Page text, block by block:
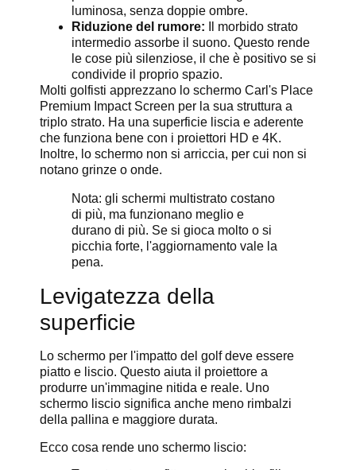
luminosa, senza doppie ombre.
Riduzione del rumore: Il morbido strato
intermedio assorbe il suono. Questo rende
le cose più silenziose, il che è positivo se si
condivide il proprio spazio.
Molti golfisti apprezzano lo schermo Carl's Place
Premium Impact Screen per la sua struttura a
triplo strato. Ha una superficie liscia e aderente
che funziona bene con i proiettori HD e 4K.
Inoltre, lo schermo non si arriccia, per cui non si
notano grinze o onde.
Nota: gli schermi multistrato costano
di più, ma funzionano meglio e
durano di più. Se si gioca molto o si
picchia forte, l'aggiornamento vale la
pena.
Levigatezza della
superficie
Lo schermo per l'impatto del golf deve essere
piatto e liscio. Questo aiuta il proiettore a
produrre un'immagine nitida e reale. Uno
schermo liscio significa anche meno rimbalzi
della pallina e maggiore durata.
Ecco cosa rende uno schermo liscio: